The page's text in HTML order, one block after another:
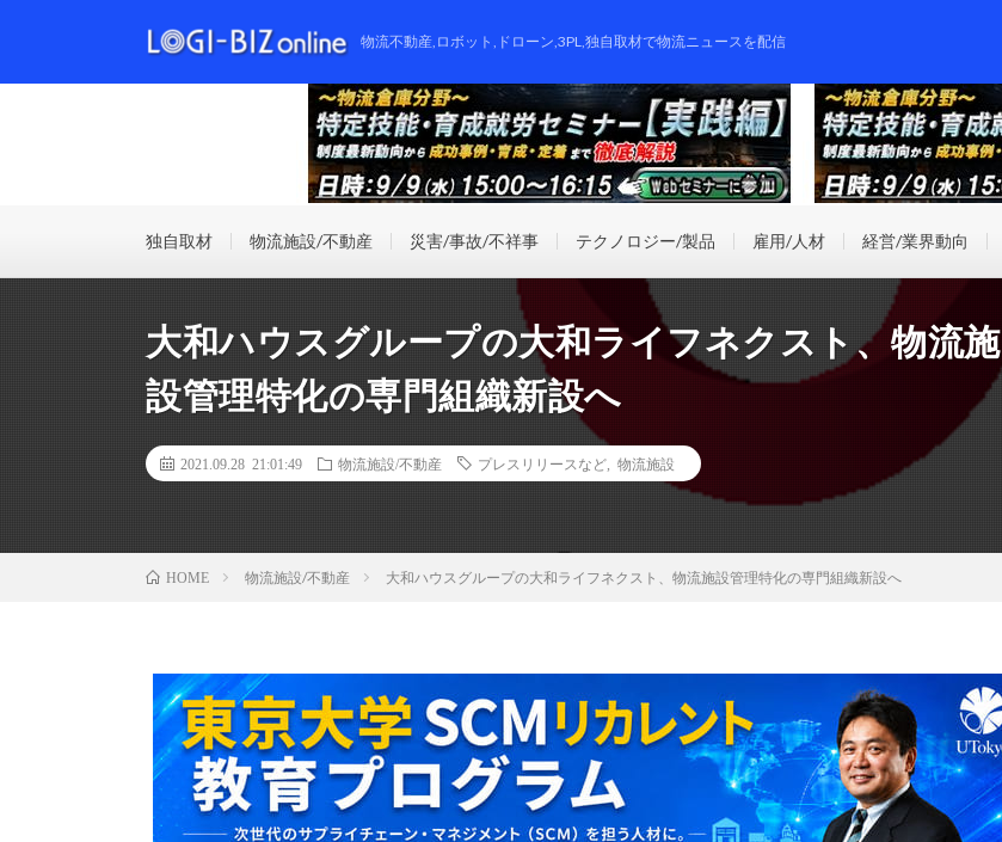
物流不動産,ロボット,ドローン,3PL,独自取材で物流ニュースを配信
独自取材 物流施設/不動産 災害/事故/不祥事 テクノロジー/製品 雇用/人材 経営/業界動向
大和ハウスグループの大和ライフネクスト、物流施
設管理特化の専門組織新設へ
2021.09.28 21:01:49 物流施設/不動産 プレスリリースなど 物流施設
HOME 物流施設/不動産 大和ハウスグループの大和ライフネクスト、物流施設管理特化の専門組織新設へ